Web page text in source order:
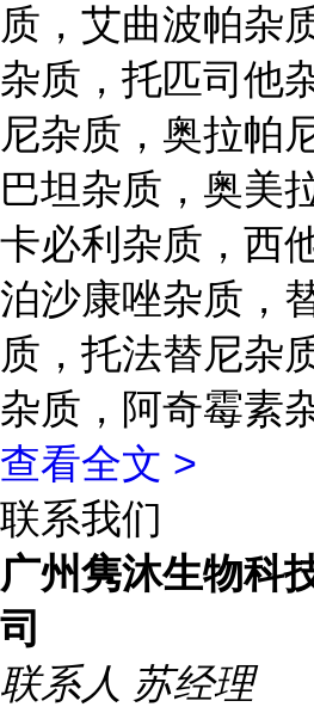
质，艾曲波帕杂
杂质，托匹司他
尼杂质，奥拉帕
巴坦杂质，奥美
卡必利杂质，西
泊沙康唑杂质，
质，托法替尼杂
杂质，阿奇霉素
查看全文 >
联系我们
广州隽沐生物科
司
联系人 苏经理